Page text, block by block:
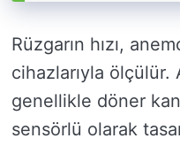
Rüzgarın hızı,
cihazlarıyla
genellikle döner
sensörlü olarak